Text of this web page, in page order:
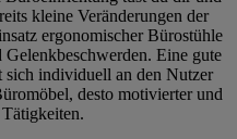
kleine Veränderungen der
ergonomischer Bürostühle
Eine gute
sich individuell an den Nutzer
desto motivierter und